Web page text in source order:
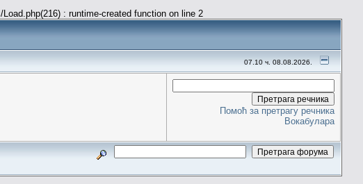
: runtime-created function on line 2
07.10 ч. 08.08.2026.
Помоћ за претрагу речника
Вокабулара